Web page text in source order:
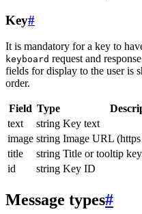
Key#
It is mandatory for a key to
keyboard request and
fields for display to the user is
order.
Field Type
text
string Key text
image string Image URL
title
string Title or tooltip key
id
string Key ID
Message types#